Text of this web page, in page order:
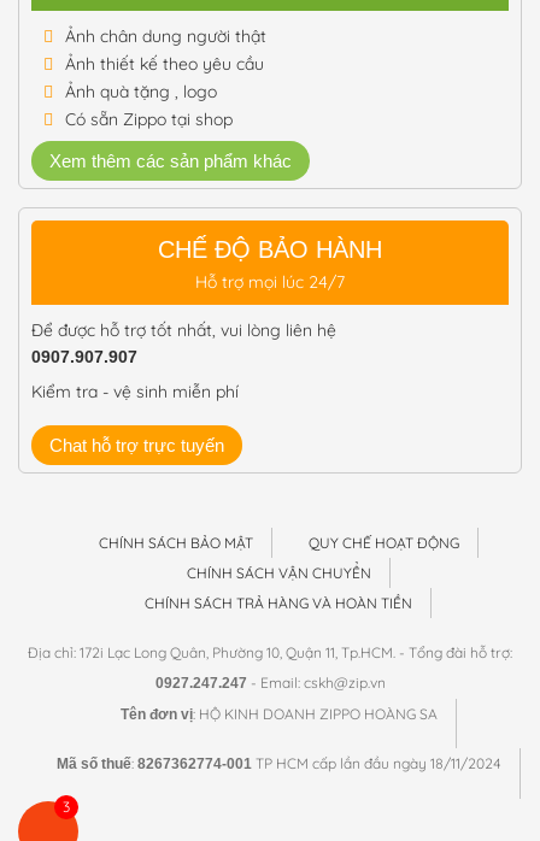
Ảnh chân dung người thật
Ảnh thiết kế theo yêu cầu
Ảnh quà tặng , logo
Có sẵn Zippo tại shop
Xem thêm các sản phẩm khác
CHẾ ĐỘ BẢO HÀNH
Hỗ trợ mọi lúc 24/7
Để được hỗ trợ tốt nhất, vui lòng liên hệ
0907.907.907
Kiểm tra - vệ sinh miễn phí
Chat hỗ trợ trực tuyến
CHÍNH SÁCH BẢO MẬT
QUY CHẾ HOẠT ĐỘNG
CHÍNH SÁCH VẬN CHUYỂN
CHÍNH SÁCH TRẢ HÀNG VÀ HOÀN TIỀN
Địa chỉ: 172i Lạc Long Quân, Phường 10, Quận 11, Tp.HCM. - Tổng đài hỗ trợ:
0927.247.247 - Email: cskh@zip.vn
Tên đơn vị: HỘ KINH DOANH ZIPPO HOÀNG SA
Mã số thuế: 8267362774-001 TP HCM cấp lần đầu ngày 18/11/2024
3